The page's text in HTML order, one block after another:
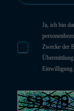
Ja, ich bin
Zwecke der
Übermittlung
Einwilligung